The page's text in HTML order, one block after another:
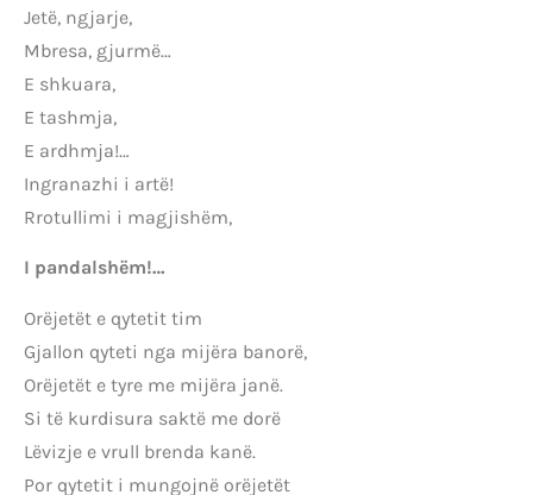
Jetë, ngjarje,
Mbresa, gjurmë…
E shkuara,
E tashmja,
E ardhmja!…
Ingranazhi i artë!
Rrotullimi i magjishëm,
I pandalshëm!…
Orëjetët e qytetit tim
Gjallon qyteti nga mijëra banorë,
Orëjetët e tyre me mijëra janë.
Si të kurdisura saktë me dorë
Lëvizje e vrull brenda kanë.
Por qytetit i mungojnë orëjetët